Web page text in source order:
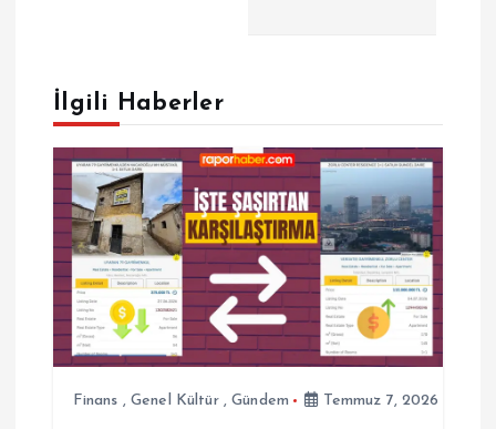
g
e
z
n
m
İlgili Haberler
Finans ,Genel Kültür,Gündem Temmuz 7, 2026